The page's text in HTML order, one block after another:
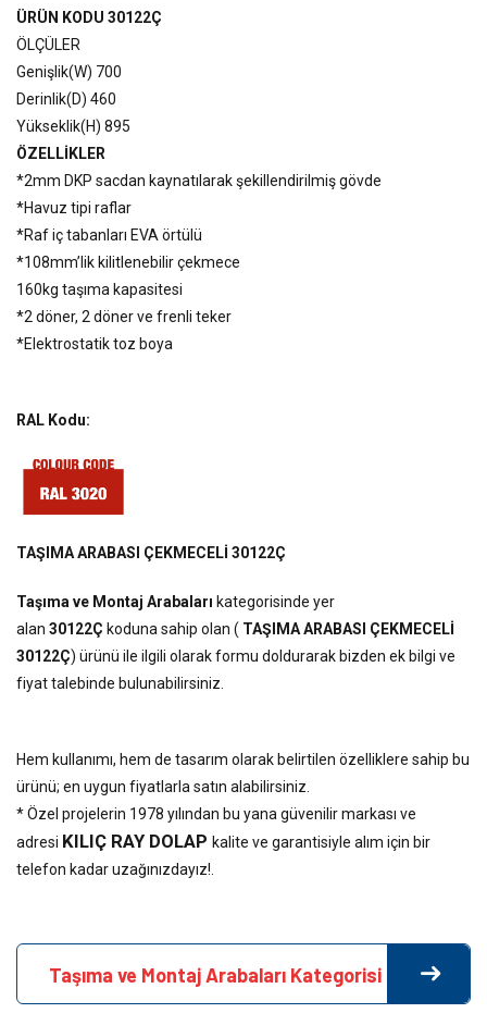
ÜRÜN KODU 30122Ç
ÖLÇÜLER
Genişlik(W) 700
Derinlik(D) 460
Yükseklik(H) 895
ÖZELLİKLER
*2mm DKP sacdan kaynatılarak şekillendirilmiş gövde
*Havuz tipi raflar
*Raf iç tabanları EVA örtülü
*108mm’lik kilitlenebilir çekmece
160kg taşıma kapasitesi
*2 döner, 2 döner ve frenli teker
*Elektrostatik toz boya
RAL Kodu:
TAŞIMA ARABASI ÇEKMECELİ 30122Ç
Taşıma ve Montaj Arabaları kategorisinde yer
alan 30122Ç koduna sahip olan ( TAŞIMA ARABASI ÇEKMECELİ
30122Ç) ürünü ile ilgili olarak formu doldurarak bizden ek bilgi ve
fiyat talebinde bulunabilirsiniz.
Hem kullanımı, hem de tasarım olarak belirtilen özelliklere sahip bu
ürünü; en uygun fiyatlarla satın alabilirsiniz.
* Özel projelerin 1978 yılından bu yana güvenilir markası ve
adresi KILIÇ RAY DOLAP kalite ve garantisiyle alım için bir
telefon kadar uzağınızdayız!.
Taşıma ve Montaj Arabaları Kategorisi